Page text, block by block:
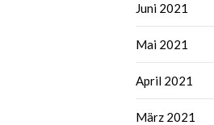
Juni 2021
Mai 2021
April 2021
März 2021